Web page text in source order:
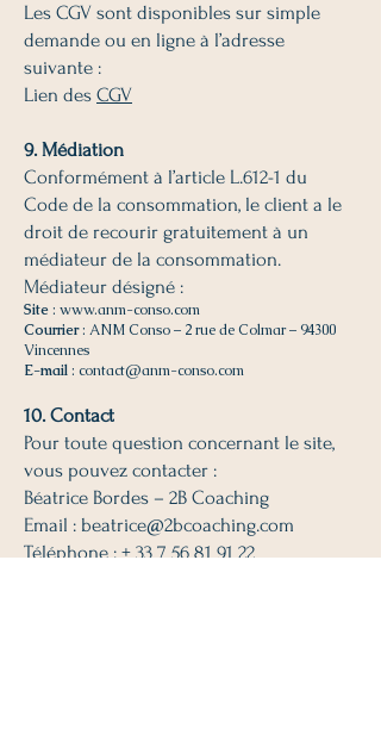
Les CGV sont disponibles sur simple
demande ou en ligne à l’adresse
suivante :
Lien des CGV
9. Médiation
Conformément à l’article L.612-1 du
Code de la consommation, le client a le
droit de recourir gratuitement à un
médiateur de la consommation.
Médiateur désigné :
Site : www.anm-conso.com
Courrier: ANM Conso – 2 rue de Colmar – 94300
Vincennes
E-mail : contact@anm-conso.com
10. Contact
Pour toute question concernant le site,
vous pouvez contacter :
Béatrice Bordes – 2B Coaching
Email : beatrice@2bcoaching.com
Téléphone : + 33 7 56 81 91 22